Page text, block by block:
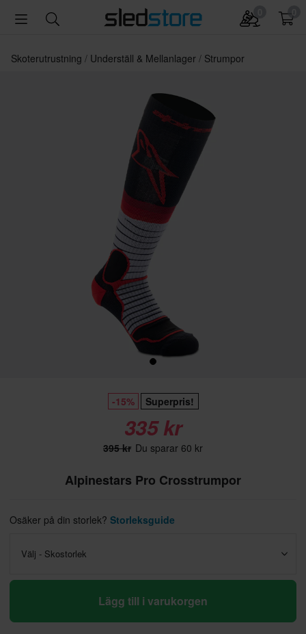
Skoterutrustning Underställ & Mellanlager Strumpor
-15% Superpris!
335 kr
395 kr Du sparar 60 kr
Alpinestars Pro Crosstrumpor
Osäker på din storlek? Storleksguide
Välj - Skostorlek
Lägg till i varukorgen